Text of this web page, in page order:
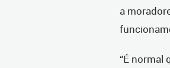
a
“É normal